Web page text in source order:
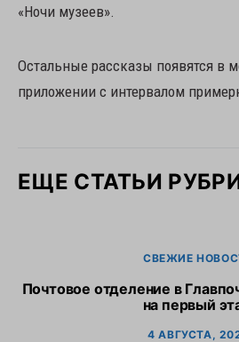
«Ночи музеев».
Остальные рассказы появятся в
приложении с интервалом
ЕЩЕ СТАТЬИ
СВЕЖИЕ
Почтовое отделение в
на первый
4 АВГУСТА,